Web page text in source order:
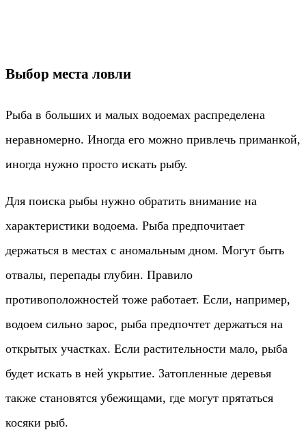
Выбор места ловли
Рыба в больших и малых водоемах распределена
неравномерно. Иногда его можно привлечь приманкой,
иногда нужно просто искать рыбу.
Для поиска рыбы нужно обратить внимание на
характеристики водоема. Рыба предпочитает
держаться в местах с аномальным дном. Могут быть
отвалы, перепады глубин. Правило
противоположностей тоже работает. Если, например,
водоем сильно зарос, рыба предпочтет держаться на
открытых участках. Если растительности мало, рыба
будет искать в ней укрытие. Затопленные деревья
также становятся убежищами, где могут прятаться
косяки рыб.